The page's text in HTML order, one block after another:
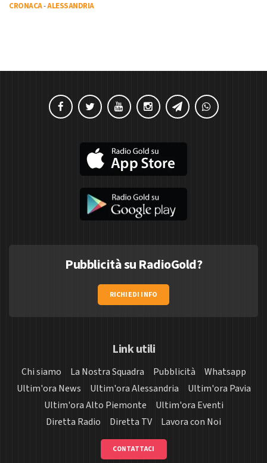
CRONACA-ALESSANDRIA
Pubblicità su RadioGold?
RICHIEDI INFO
Link utili
Chi siamo La Nostra Squadra Pubblicità
Whatsapp
Ultim'ora News
Ultim'ora Alessandria
Ultim'ora Pavia
Ultim'ora Alto Piemonte
Ultim'ora Eventi
Diretta Radio
Diretta TV Lavora con Noi
CONTATTACI